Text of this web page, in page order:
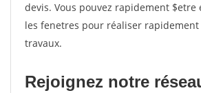
devis. Vous pouvez rapidement $etre
les fenetres pour réaliser
travaux.
Rejoignez notre